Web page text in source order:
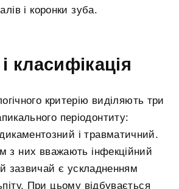
і коронки зуба.
класифікація
критерію виділяють три
періодонтиту:
і травматичний.
з них вважають інфекційний
зазвичай є ускладненням
При цьому відбувається